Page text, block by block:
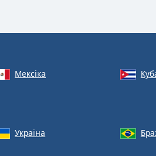
Мексіка
Украіна